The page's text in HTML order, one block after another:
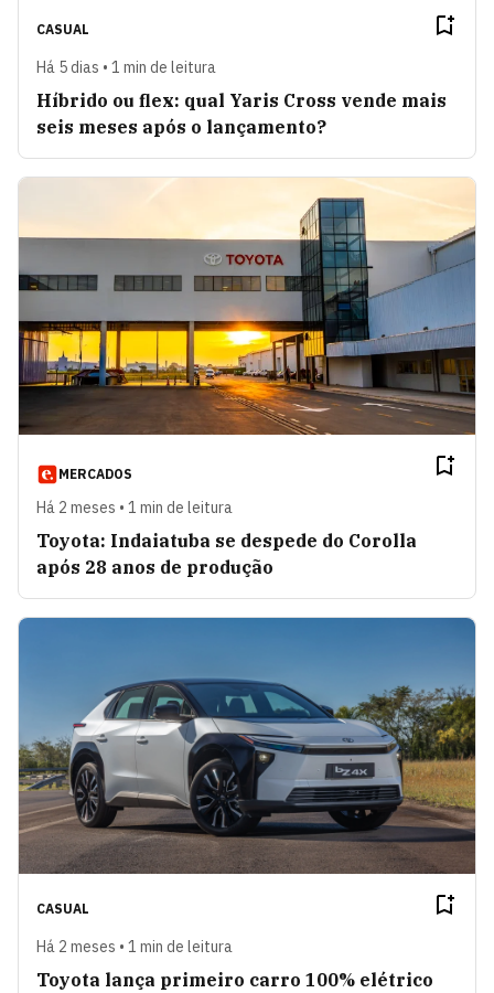
CASUAL
Há 5 dias • 1 min de leitura
Híbrido ou flex: qual Yaris Cross vende mais
seis meses após o lançamento?
MERCADOS
Há 2 meses • 1 min de leitura
Toyota: Indaiatuba se despede do Corolla
após 28 anos de produção
CASUAL
Há 2 meses • 1 min de leitura
Toyota lança primeiro carro 100% elétrico